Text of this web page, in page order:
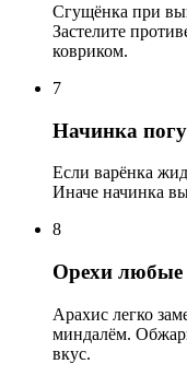
Сгущёнка при
Застелите
ковриком.
7
Начинка
Если варёнка
Иначе начинка
8
Орехи любые
Арахис легко
миндалём.
вкус.